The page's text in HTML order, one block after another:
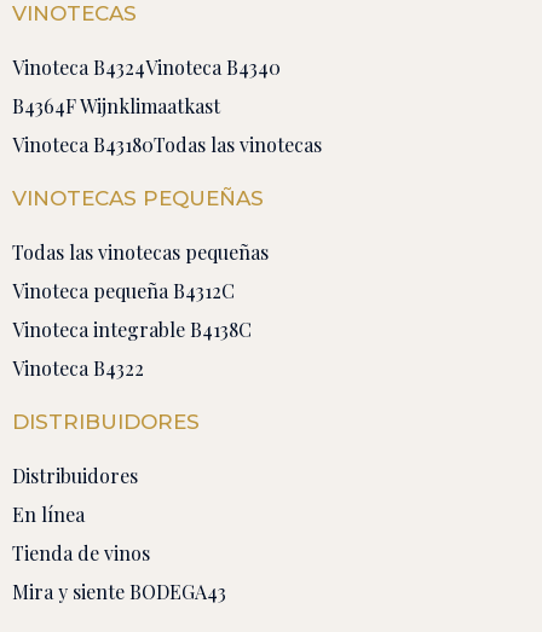
VINOTECAS
Vinoteca B4324Vinoteca B4340
B4364F Wijnklimaatkast
Vinoteca B43180Todas las vinotecas
VINOTECAS PEQUEÑAS
Todas las vinotecas pequeñas
Vinoteca pequeña B4312C
Vinoteca integrable B4138C
Vinoteca B4322
DISTRIBUIDORES
Distribuidores
En línea
Tienda de vinos
Mira y siente BODEGA43